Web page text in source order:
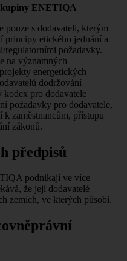
ENETIQA
s dodavateli, kterým
principy etického jednání a
regulatorními požadavky.
na významných
energetických
dodržování
pro dodavatele
požadavky pro dodavatele,
k zaměstnancům, přístupu
zákonů.
předpisů
podnikají ve více
že její dodavatelé
zemích, ve kterých působí.